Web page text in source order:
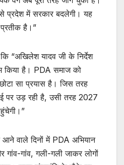
प्रदेश में सरकार बदलेगी। यह
है।”
“अखिलेश यादव जी के निर्देश
किया है। PDA समाज को
सा प्रयास है। जिस तरह
पर उड़ रही है, उसी तरह 2027
आने वाले दिनों में PDA अभियान
गांव, गली-गली जाकर लोगों